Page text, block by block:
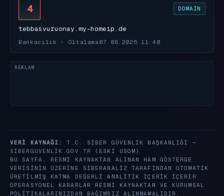
4 DOMAIN
tebbasvuruonay.my-homeip.de
Bankacılık - Oltalama 07.08.2026 11:40
VERI KAYNAĞI:
T.C. SIBER GÜVENLIK BAŞKANLIĞI —
SIBERGUVENLIK.GOV.TR
(ESKI USOM)
BU SAYFA, RESMI KAYNAKTAN ALINAN HAM GÖSTERGE
VERISININ ÜZERINE SIBERANALIZ TARAFINDAN OTOMATIK
ÜRETILMIŞ KATMA DEĞERLI ANALITIK IÇERIK IÇERIR.
OPERASYONEL KARARLAR RESMI KAYNAKTAN VE KURUMSAL
POLITIKALARINIZDAN BAĞIMSIZ ALINMAMALIDIR.